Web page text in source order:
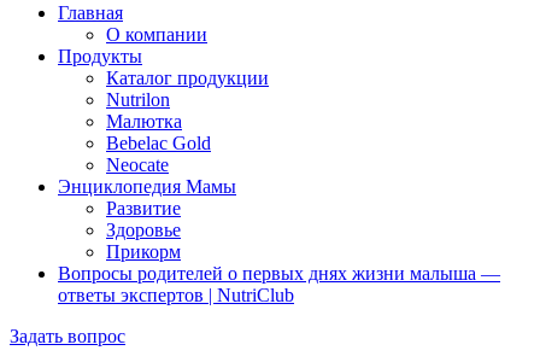
Главная
О компании
Продукты
Каталог продукции
Nutrilon
Малютка
Bebelac Gold
Neocate
Энциклопедия Мамы
Развитие
Здоровье
Прикорм
Вопросы родителей о первых днях жизни малыша —
ответы экспертов | NutriClub
Задать вопрос